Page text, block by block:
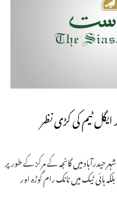
ٹیم کی کڑی نظر
شہر حیدرآباد میں گانجہ کے مرکز کے طور پر
ٹیک میں نانک رام گوڑہ اور